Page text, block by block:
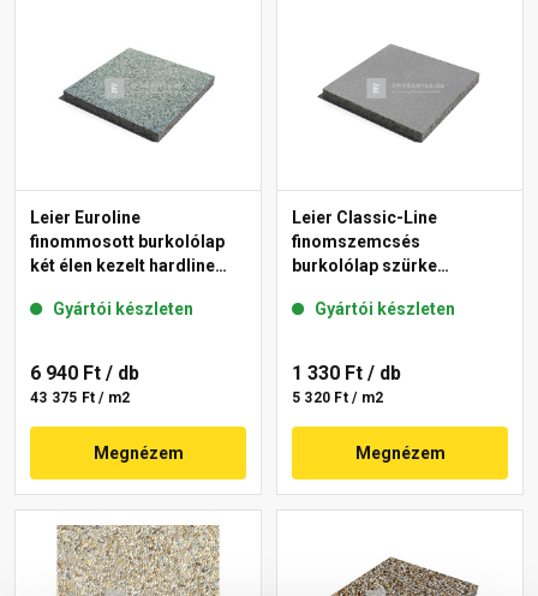
Leier Euroline
finommosott burkolólap
két élen kezelt hardline
Gyártói készleten
6 940 Ft / db
43 375 Ft / m2
Megnézem
Leier Classic-Line
finomszemcsés
burkolólap szürke
Gyártói készleten
1 330 Ft / db
5 320 Ft / m2
Megnézem